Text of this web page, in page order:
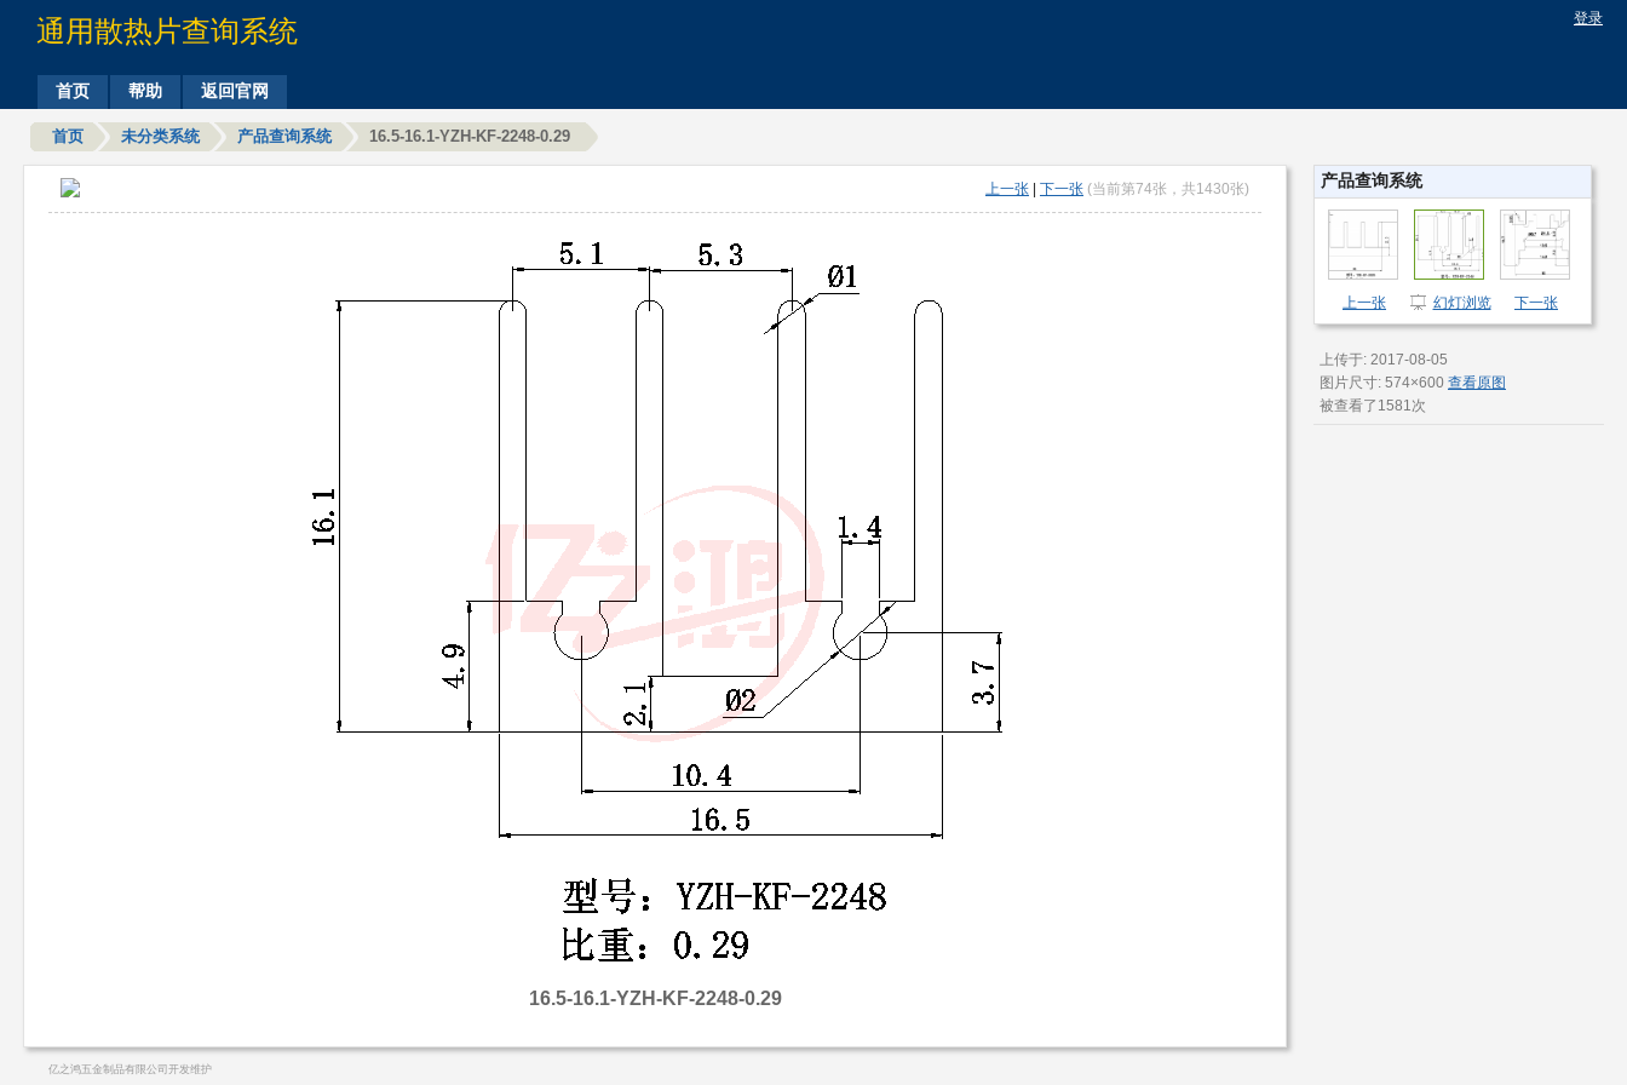
通用散热片查询系统 登录
首页 帮助 返回官网
首页 未分类系统 产品查询系统 16.5-16.1-YZH-KF-2248-0.29
上一张 下一张 (当前第74张，共1430张)
16.5-16.1-YZH-KF-2248-0.29
产品查询系统
上一张 幻灯浏览 下一张
上传于: 2017-08-05
图片尺寸: 574×600 查看原图
被查看了1581次
亿之鸿五金制品有限公司开发维护